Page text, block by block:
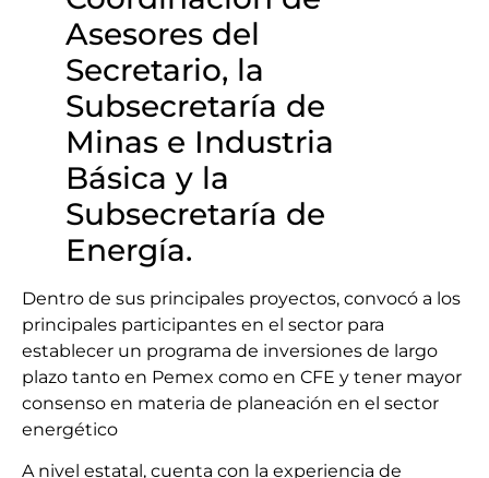
Asesores del
Secretario, la
Subsecretaría de
Minas e Industria
Básica y la
Subsecretaría de
Energía.
Dentro de sus principales proyectos, convocó a los
principales participantes en el sector para
establecer un programa de inversiones de largo
plazo tanto en Pemex como en CFE y tener mayor
consenso en materia de planeación en el sector
energético
A nivel estatal, cuenta con la experiencia de